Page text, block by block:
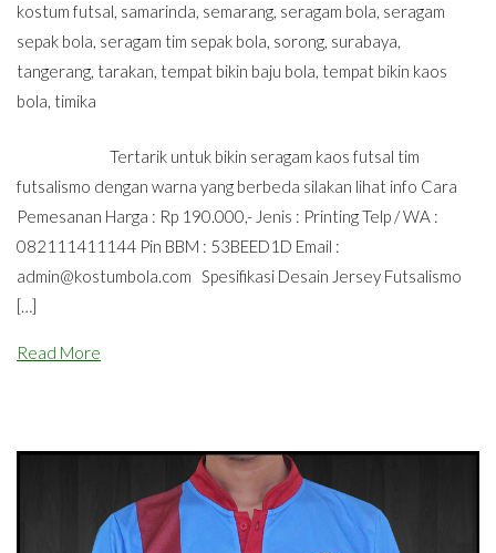
kostum futsal, samarinda, semarang, seragam bola, seragam
sepak bola, seragam tim sepak bola, sorong, surabaya,
tangerang, tarakan, tempat bikin baju bola, tempat bikin kaos
bola, timika
Tertarik untuk bikin seragam kaos futsal tim
futsalismo dengan warna yang berbeda silakan lihat info Cara
Pemesanan Harga : Rp 190.000,- Jenis : Printing Telp / WA :
082111411144 Pin BBM : 53BEED1D Email :
admin@kostumbola.com Spesifikasi Desain Jersey Futsalismo
[…]
Read More